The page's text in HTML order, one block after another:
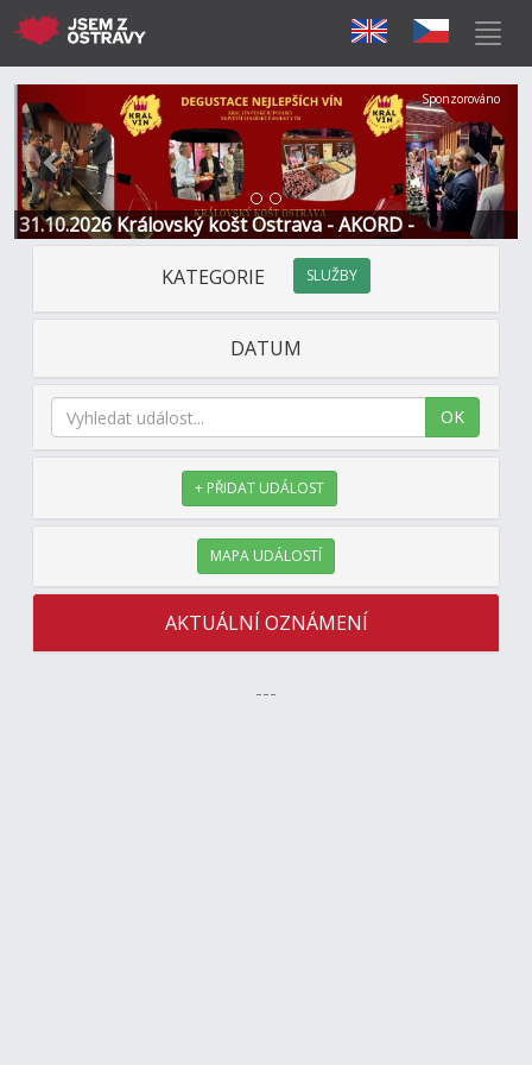
31.10.2026 Královský košt Ostrava - AKORD -
Restaurace a Hotel
Předchozí Další
Sponzorováno
KATEGORIE SLUŽBY
DATUM
OK
+ PŘIDAT UDÁLOST
MAPA UDÁLOSTÍ
AKTUÁLNÍ OZNÁMENÍ
---